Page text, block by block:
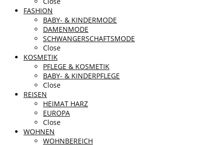
FASHION
BABY- & KINDERMODE
DAMENMODE
SCHWANGERSCHAFTSMODE
Close
KOSMETIK
PFLEGE & KOSMETIK
BABY- & KINDERPFLEGE
Close
REISEN
HEIMAT HARZ
EUROPA
Close
WOHNEN
WOHNBEREICH